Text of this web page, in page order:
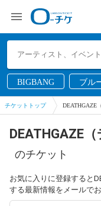
BIGBANG ブル
チケットトップ DEATHGAZE
DEATHGAZE
のチケット
お気に入りに登録すると
する最新情報をメールで